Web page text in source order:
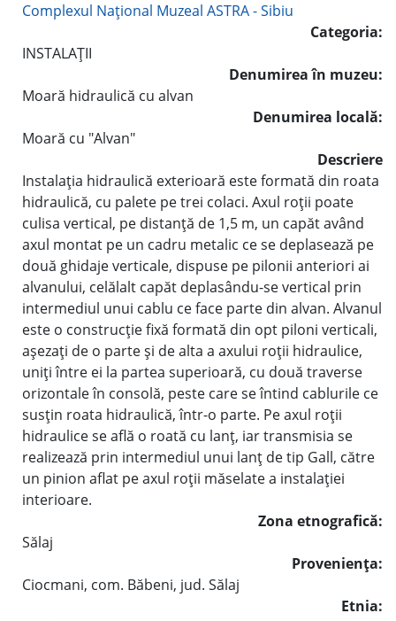
Complexul Naţional Muzeal ASTRA - Sibiu
Categoria:
INSTALAŢII
Denumirea în muzeu:
Moară hidraulică cu alvan
Denumirea locală:
Moară cu "Alvan"
Descriere
Instalaţia hidraulică exterioară este formată din roata
hidraulică, cu palete pe trei colaci. Axul roţii poate
culisa vertical, pe distanţă de 1,5 m, un capăt având
axul montat pe un cadru metalic ce se deplasează pe
două ghidaje verticale, dispuse pe pilonii anteriori ai
alvanului, celălalt capăt deplasându-se vertical prin
intermediul unui cablu ce face parte din alvan. Alvanul
este o construcţie fixă formată din opt piloni verticali,
aşezaţi de o parte şi de alta a axului roţii hidraulice,
uniţi între ei la partea superioară, cu două traverse
orizontale în consolă, peste care se întind cablurile ce
susţin roata hidraulică, într-o parte. Pe axul roţii
hidraulice se află o roată cu lanţ, iar transmisia se
realizează prin intermediul unui lanţ de tip Gall, către
un pinion aflat pe axul roţii măselate a instalaţiei
interioare.
Zona etnografică:
Sălaj
Provenienţa:
Ciocmani, com. Băbeni, jud. Sălaj
Etnia: